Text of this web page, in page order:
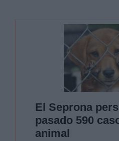
El Seprona
pasado 590
animal